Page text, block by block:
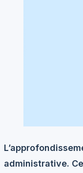
administrative.